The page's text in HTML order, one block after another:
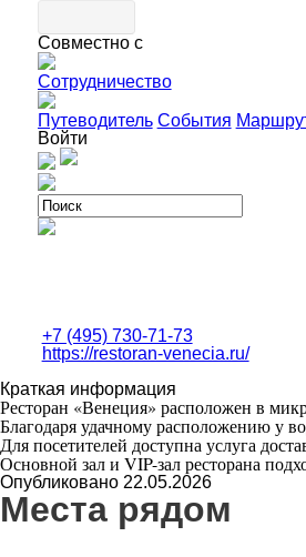
Совместно с
Сотрудничество
Путеводитель События
Войти
+7 (495) 730-71-73
https://restoran-venecia.ru/
Краткая информация
Ресторан «Венеция» расположен в
Благодаря удачному расположению у
Для посетителей доступна услуга
Основной зал и VIP-зал ресторана
Опубликовано 22.05.2026
Места рядом